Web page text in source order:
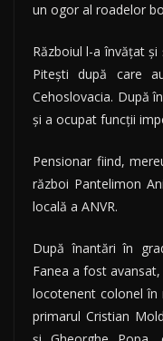
un ogor al roadelor
Războiul l-a învăţat
Piteşti după care
Cehoslovacia. După
şi a ocupat funcţii
Pensionar fiind,
război Pantelimon
locală a ANVR.
După înantări în
Fanea a fost
locotenent colonel în
primarul Cristian